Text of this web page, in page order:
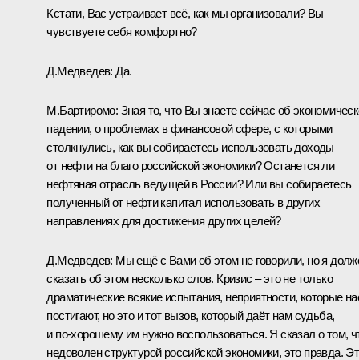
Кстати, Вас устраивает всё, как мы организовали? Вы
чувствуете себя комфортно?
Д.Медведев: Да.
М.Бартиромо: Зная то, что Вы знаете сейчас об
падении, о проблемах в финансовой сфере, с которыми
столкнулись, как вы собираетесь использовать доходы
от нефти на благо российской экономики? Останется ли
нефтяная отрасль ведущей в России? Или вы собираетесь
полученный от нефти капитал использовать в других
направлениях для достижения других целей?
Д.Медведев: Мы ещё с Вами об этом не говорили, но я
сказать об этом несколько слов. Кризис – это не только
драматические всякие испытания, неприятности, которые
постигают, но это и тот вызов, который даёт нам судьба,
и по‑хорошему им нужно воспользоваться. Я сказал о том,
недоволен структурой российской экономики, это правда.